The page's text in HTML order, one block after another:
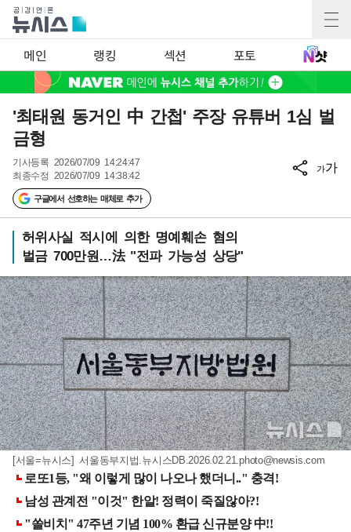
메인 랭킹 섹션 포토
'최태원 동거인 中 간첩' 주장 유튜버 1심 벌
금형
기사등록 2026/07/09 14:24:47
최종수정 2026/07/09 14:38:42
구글에서 선호하는 매체로 추가
가가
허위사실 적시에 의한 명예훼손 혐의
벌금 700만원…法 "전파 가능성 상당"
[서울=뉴시스] 서울동부지법.뉴시스DB.2026.02.21.photo@newsis.com